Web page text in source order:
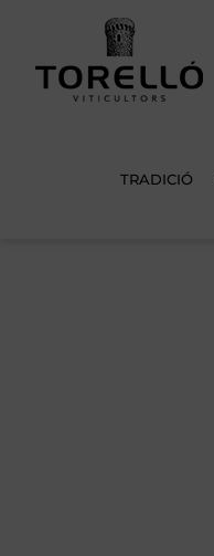
TRADICIÓ